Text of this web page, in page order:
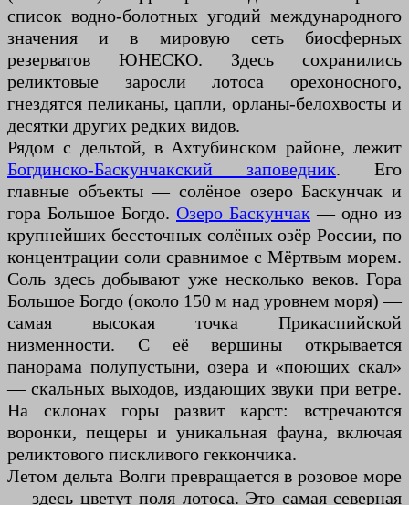
список водно-болотных угодий международного
значения и в мировую сеть биосферных
резерватов ЮНЕСКО. Здесь сохранились
реликтовые заросли лотоса орехоносного,
гнездятся пеликаны, цапли, орланы-белохвосты и
десятки других редких видов.
Рядом с дельтой, в Ахтубинском районе, лежит
Богдинско-Баскунчакский заповедник. Его
главные объекты — солёное озеро Баскунчак и
гора Большое Богдо. Озеро Баскунчак — одно из
крупнейших бессточных солёных озёр России, по
концентрации соли сравнимое с Мёртвым морем.
Соль здесь добывают уже несколько веков. Гора
Большое Богдо (около 150 м над уровнем моря) —
самая высокая точка Прикаспийской
низменности. С её вершины открывается
панорама полупустыни, озера и «поющих скал»
— скальных выходов, издающих звуки при ветре.
На склонах горы развит карст: встречаются
воронки, пещеры и уникальная фауна, включая
реликтового пискливого геккончика.
Летом дельта Волги превращается в розовое море
— здесь цветут поля лотоса. Это самая северная